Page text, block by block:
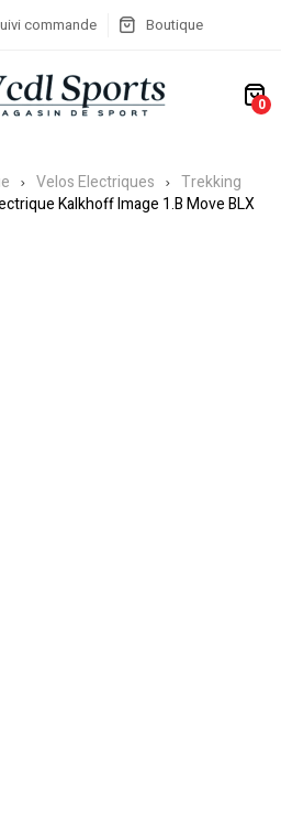
commande Boutique
0
Velos Electriques
Trekking
Kalkhoff Image 1.B Move BLX